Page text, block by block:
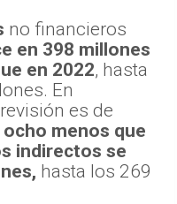
no financieros
en 398 millones
en 2022, hasta
En
es de
ocho menos que
indirectos se
hasta los 269